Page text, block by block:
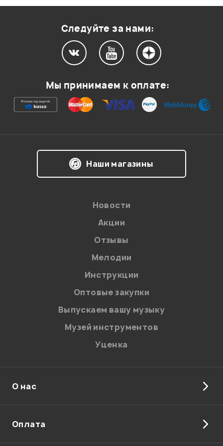
Ваша оценка:
на обработку персональных данных в
Политикой в отношении обработки
персональных данных.
Введите проверочное число:
Отправить
Следуйте за нами:
Мы принимаем к оплате:
Наши магазины
Новости
Акции
Отзывы
Мелодии
Инструкции
Оптовые закупки
Выпускаем вашу музыку
Музей инструментов
Уценка
О нас
Оплата